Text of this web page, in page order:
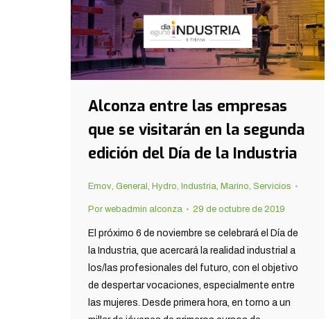
Alconza entre las empresas
que se visitarán en la segunda
edición del Día de la Industria
Emov General Hydro Industria Marino Servicios
Por webadmin alconza 29 de octubre de 2019
El próximo 6 de noviembre se celebrará el Día de
la Industria, que acercará la realidad industrial a
los/las profesionales del futuro, con el objetivo
de despertar vocaciones, especialmente entre
las mujeres. Desde primera hora, en torno a un